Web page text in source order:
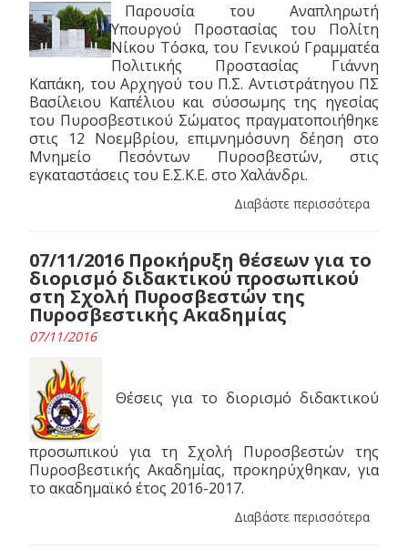
Παρουσία του Αναπληρωτή
Υπουργού Προστασίας του Πολίτη
Νίκου Τόσκα, του Γενικού Γραμματέα
Πολιτικής Προστασίας Γιάννη
Καπάκη, του Αρχηγού του Π.Σ. Αντιστράτηγου ΠΣ
Βασίλειου Καπέλιου και σύσσωμης της ηγεσίας
του Πυροσβεστικού Σώματος πραγματοποιήθηκε
στις 12 Νοεμβρίου, επιμνημόσυνη δέηση στο
Μνημείο Πεσόντων Πυροσβεστών, στις
εγκαταστάσεις του Ε.Σ.Κ.Ε. στο Χαλάνδρι.
Διαβάστε περισσότερα
07/11/2016 Προκήρυξη θέσεων για το
διορισμό διδακτικού προσωπικού
στη Σχολή Πυροσβεστών της
Πυροσβεστικής Ακαδημίας
07/11/2016
Θέσεις για το διορισμό διδακτικού
προσωπικού για τη Σχολή Πυροσβεστών της
Πυροσβεστικής Ακαδημίας, προκηρύχθηκαν, για
το ακαδημαϊκό έτος 2016-2017.
Διαβάστε περισσότερα